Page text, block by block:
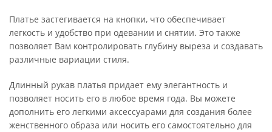
Платье застегивается на кнопки, что обеспечивает
легкость и удобство при одевании и снятии. Это также
позволяет Вам контролировать глубину выреза и создавать
различные вариации стиля.
Длинный рукав платья придает ему элегантность и
позволяет носить его в любое время года. Вы можете
дополнить его легкими аксессуарами для создания более
женственного образа или носить его самостоятельно для